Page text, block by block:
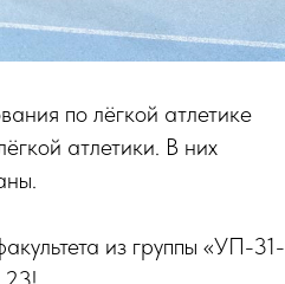
по лёгкой атлетике
атлетики. В них
из группы «УП-31-